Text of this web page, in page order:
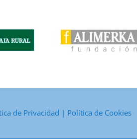
de Privacidad | Política de Cookies